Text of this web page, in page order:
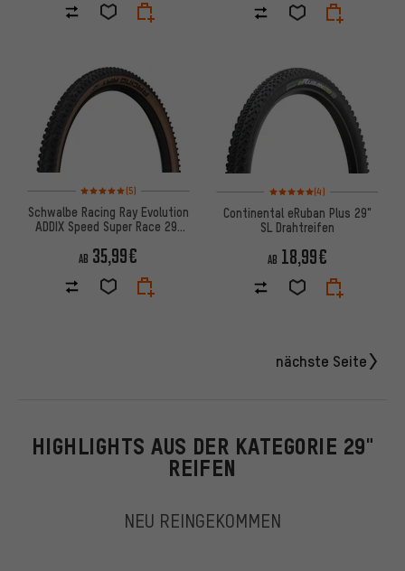
Bewertungen: 5 von 5 basierend auf 5 Bewertungen
(5)
Schwalbe Racing Ray Evolution
ADDIX Speed Super Race 29"
AB 35,99€
Bewertungen: 5 von 5
(4)
Continental eRuban Plus 29"
SL Drahtreifen
AB 18,99€
nächste Seite
HIGHLIGHTS AUS DER KATEGORIE 29"
REIFEN
NEU REINGEKOMMEN